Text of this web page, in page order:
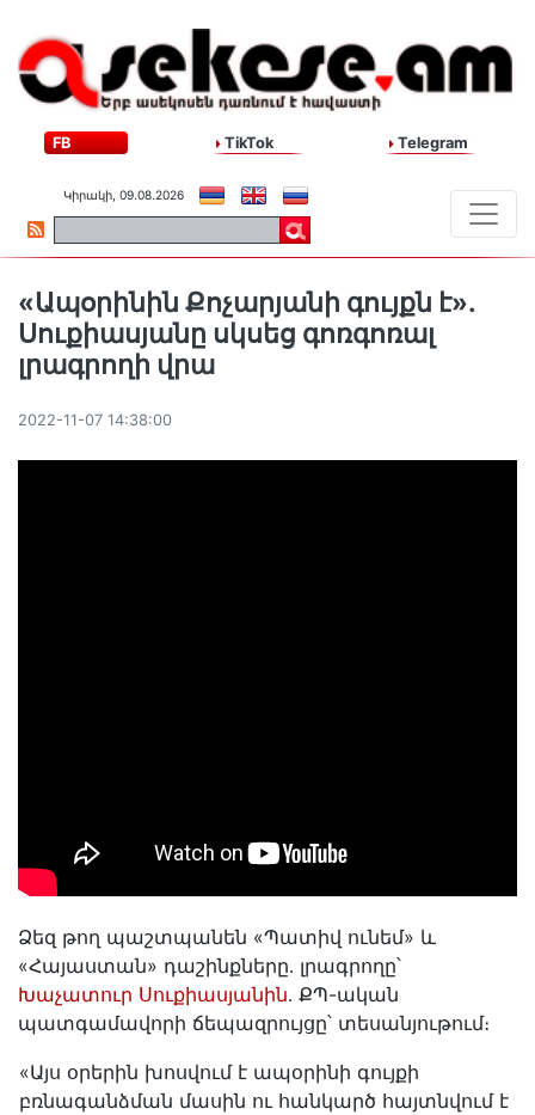
FB TikTok Telegram
Կիրակի, 09.08.2026
«Ապօրինին Քոչարյանի գույքն է».
Սուքիասյանը սկսեց գոռգոռալ
լրագրողի վրա
2022-11-07 14:38:00
Ձեզ թող պաշտպանեն «Պատիվ ունեմ» և
«Հայաստան» դաշինքները․ լրագրողը՝
Խաչատուր Սուքիասյանին․ ՔՊ-ական
պատգամավորի ճեպազրույցը՝ տեսանյութում։
«Այս օրերին խոսվում է ապօրինի գույքի
բռնագանձման մասին ու հանկարծ հայտնվում է